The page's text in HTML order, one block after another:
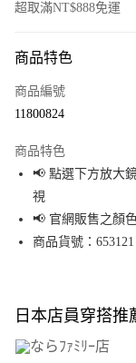
超取滿NT$888免運
信用卡一次付款
Apple Pay
街口支付
悠遊付
全盈+PAY
大哥付你分期
商品特色
商品編號
11800824
商品特色
📢 點選下方放大
視
📢 官網販售之顏
商品貨號：653121
日本店員穿搭推